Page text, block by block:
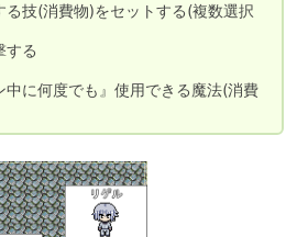
る技(消費物)をセットする(複数選択
する
に何度でも』使用できる魔法(消費